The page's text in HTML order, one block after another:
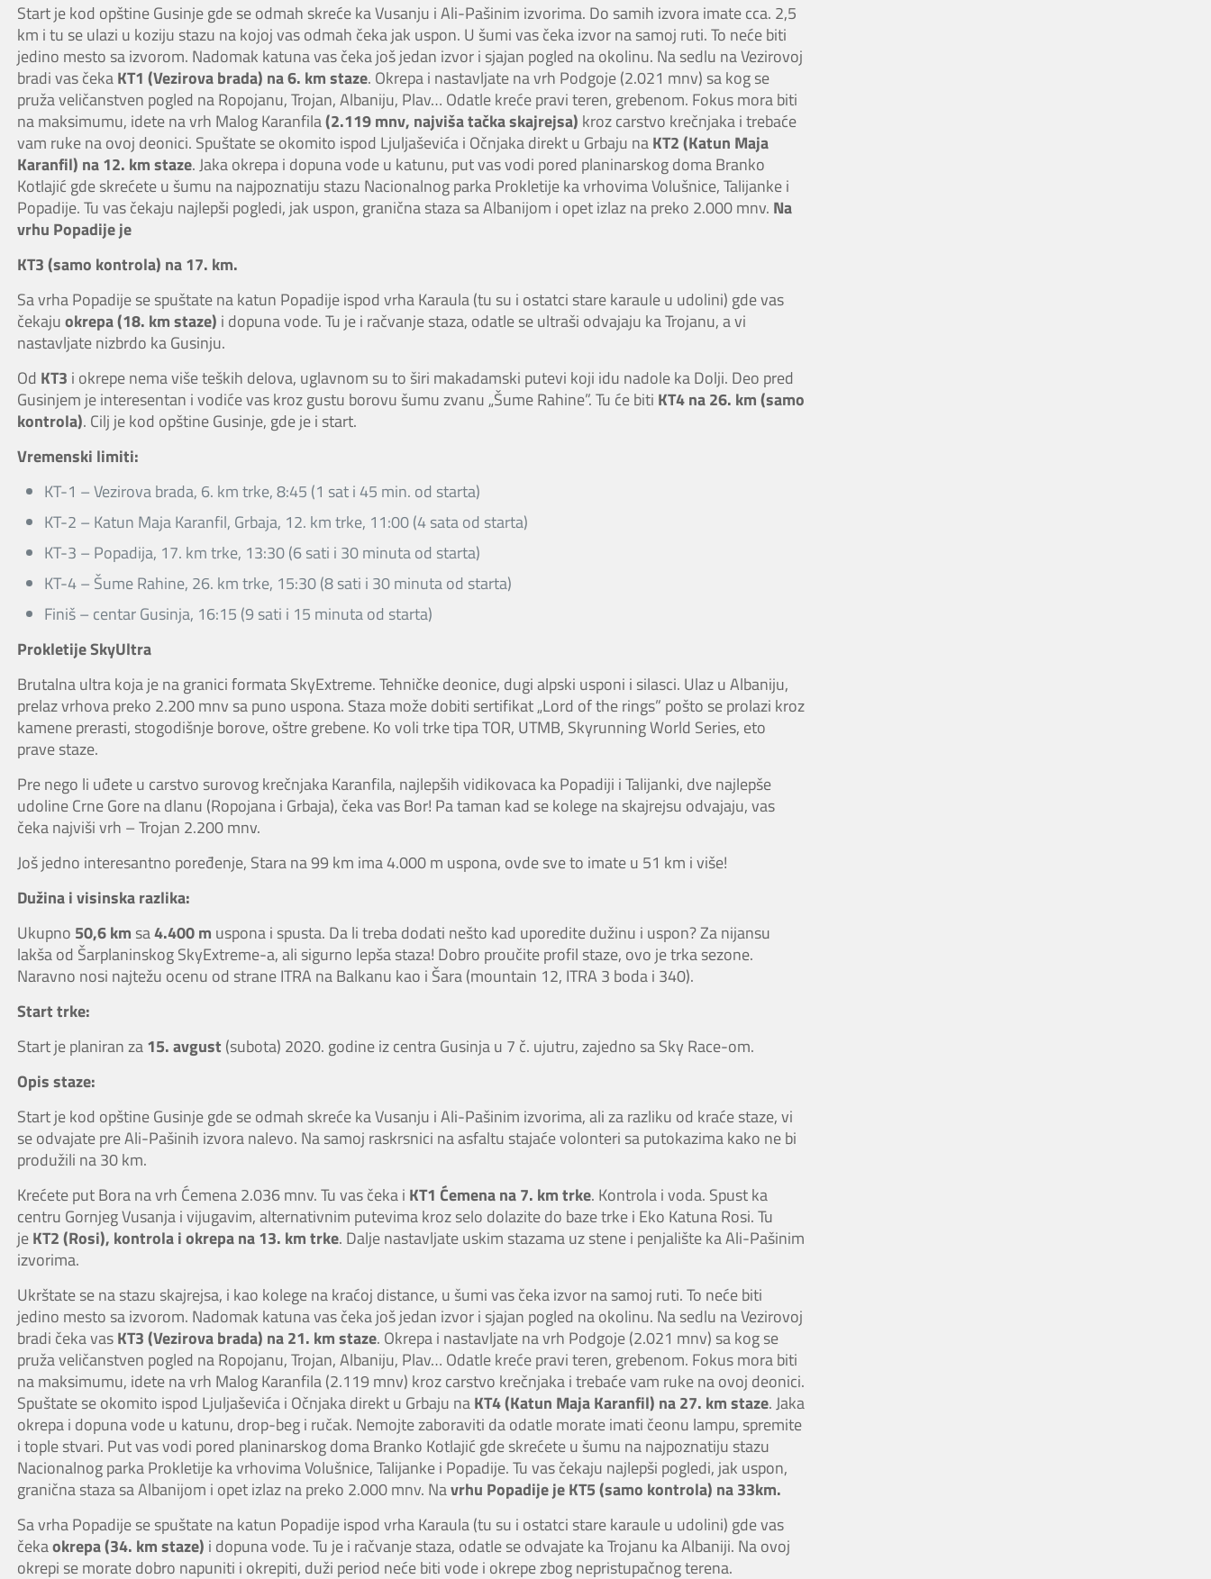
Start je kod opštine Gusinje gde se odmah skreće ka Vusanju i Ali-Pašinim izvorima. Do samih izvora imate cca. 2,5
km i tu se ulazi u koziju stazu na kojoj vas odmah čeka jak uspon. U šumi vas čeka izvor na samoj ruti. To neće biti
jedino mesto sa izvorom. Nadomak katuna vas čeka još jedan izvor i sjajan pogled na okolinu. Na sedlu na Vezirovoj
bradi vas čekaKT1 (Vezirova brada) na 6. km staze. Okrepa i nastavljate na vrh Podgoje (2.021 mnv) sa kog se
pruža veličanstven pogled na Ropojanu, Trojan, Albaniju, Plav… Odatle kreće pravi teren, grebenom. Fokus mora biti
na maksimumu, idete na vrh Malog Karanfila(2.119 mnv, najviša tačka skajrejsa) kroz carstvo krečnjaka i trebaće
vam ruke na ovoj deonici. Spuštate se okomito ispod Ljuljaševića i Očnjaka direkt u Grbaju naKT2 (Katun Maja
Karanfil) na 12. km staze. Jaka okrepa i dopuna vode u katunu, put vas vodi pored planinarskog doma Branko
Kotlajić gde skrećete u šumu na najpoznatiju stazu Nacionalnog parka Prokletije ka vrhovima Volušnice, Talijanke i
Popadije. Tu vas čekaju najlepši pogledi, jak uspon, granična staza sa Albanijom i opet izlaz na preko 2.000 mnv. Na
vrhu Popadije je
KT3 (samo kontrola) na 17. km.
Sa vrha Popadije se spuštate na katun Popadije ispod vrha Karaula (tu su i ostatci stare karaule u udolini) gde vas
čekajuokrepa (18. km staze) i dopuna vode. Tu je i račvanje staza, odatle se ultraši odvajaju ka Trojanu, a vi
nastavljate nizbrdo ka Gusinju.
Od KT3 i okrepe nema više teških delova, uglavnom su to širi makadamski putevi koji idu nadole ka Dolji. Deo pred
Gusinjem je interesentan i vodiće vas kroz gustu borovu šumu zvanu „Šume Rahine”. Tu će biti KT4 na 26. km (samo
kontrola). Cilj je kod opštine Gusinje, gde je i start.
Vremenski limiti:
KT-1 – Vezirova brada, 6. km trke, 8:45 (1 sat i 45 min. od starta)
KT-2 – Katun Maja Karanfil, Grbaja, 12. km trke, 11:00 (4 sata od starta)
KT-3 – Popadija, 17. km trke, 13:30 (6 sati i 30 minuta od starta)
KT-4 – Šume Rahine, 26. km trke, 15:30 (8 sati i 30 minuta od starta)
Finiš – centar Gusinja, 16:15 (9 sati i 15 minuta od starta)
Prokletije SkyUltra
Brutalna ultra koja je na granici formata SkyExtreme. Tehničke deonice, dugi alpski usponi i silasci. Ulaz u Albaniju,
prelaz vrhova preko 2.200 mnv sa puno uspona. Staza može dobiti sertifikat „Lord of the rings” pošto se prolazi kroz
kamene prerasti, stogodišnje borove, oštre grebene. Ko voli trke tipa TOR, UTMB, Skyrunning World Series, eto
prave staze.
Pre nego li uđete u carstvo surovog krečnjaka Karanfila, najlepših vidikovaca ka Popadiji i Talijanki, dve najlepše
udoline Crne Gore na dlanu (Ropojana i Grbaja), čeka vas Bor! Pa taman kad se kolege na skajrejsu odvajaju, vas
čeka najviši vrh – Trojan 2.200 mnv.
Još jedno interesantno poređenje, Stara na 99 km ima 4.000 m uspona, ovde sve to imate u 51 km i više!
Dužina i visinska razlika:
Ukupno 50,6 km sa4.400 m uspona i spusta. Da li treba dodati nešto kad uporedite dužinu i uspon? Za nijansu
lakša od Šarplaninskog SkyExtreme-a, ali sigurno lepša staza! Dobro proučite profil staze, ovo je trka sezone.
Naravno nosi najtežu ocenu od strane ITRA na Balkanu kao i Šara (mountain 12, ITRA 3 boda i 340).
Start trke:
Start je planiran za15. avgust (subota) 2020. godine iz centra Gusinja u 7 č. ujutru, zajedno sa Sky Race-om.
Opis staze:
Start je kod opštine Gusinje gde se odmah skreće ka Vusanju i Ali-Pašinim izvorima, ali za razliku od kraće staze, vi
se odvajate pre Ali-Pašinih izvora nalevo. Na samoj raskrsnici na asfaltu stajaće volonteri sa putokazima kako ne bi
produžili na 30 km.
Krećete put Bora na vrh Ćemena 2.036 mnv. Tu vas čeka i KT1 Ćemena na 7. km trke. Kontrola i voda. Spust ka
centru Gornjeg Vusanja i vijugavim, alternativnim putevima kroz selo dolazite do baze trke i Eko Katuna Rosi. Tu
jeKT2 (Rosi), kontrola i okrepa na 13. km trke. Dalje nastavljate uskim stazama uz stene i penjalište ka Ali-Pašinim
izvorima.
Ukrštate se na stazu skajrejsa, i kao kolege na kraćoj distance, u šumi vas čeka izvor na samoj ruti. To neće biti
jedino mesto sa izvorom. Nadomak katuna vas čeka još jedan izvor i sjajan pogled na okolinu. Na sedlu na Vezirovoj
bradi čeka vasKT3 (Vezirova brada) na 21. km staze. Okrepa i nastavljate na vrh Podgoje (2.021 mnv) sa kog se
pruža veličanstven pogled na Ropojanu, Trojan, Albaniju, Plav… Odatle kreće pravi teren, grebenom. Fokus mora biti
na maksimumu, idete na vrh Malog Karanfila (2.119 mnv) kroz carstvo krečnjaka i trebaće vam ruke na ovoj deonici.
Spuštate se okomito ispod Ljuljaševića i Očnjaka direkt u Grbaju naKT4 (Katun Maja Karanfil) na 27. km staze. Jaka
okrepa i dopuna vode u katunu, drop-beg i ručak. Nemojte zaboraviti da odatle morate imati čeonu lampu, spremite
i tople stvari. Put vas vodi pored planinarskog doma Branko Kotlajić gde skrećete u šumu na najpoznatiju stazu
Nacionalnog parka Prokletije ka vrhovima Volušnice, Talijanke i Popadije. Tu vas čekaju najlepši pogledi, jak uspon,
granična staza sa Albanijom i opet izlaz na preko 2.000 mnv. Navrhu Popadije je KT5 (samo kontrola) na 33km.
Sa vrha Popadije se spuštate na katun Popadije ispod vrha Karaula (tu su i ostatci stare karaule u udolini) gde vas
čekaokrepa (34. km staze) i dopuna vode. Tu je i račvanje staza, odatle se odvajate ka Trojanu ka Albaniji. Na ovoj
okrepi se morate dobro napuniti i okrepiti, duži period neće biti vode i okrepe zbog nepristupačnog terena.